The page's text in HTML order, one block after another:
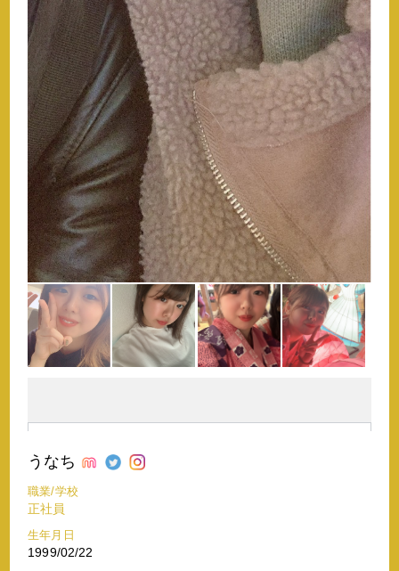
うなち
職業/学校
正社員
生年月日
1999/02/22